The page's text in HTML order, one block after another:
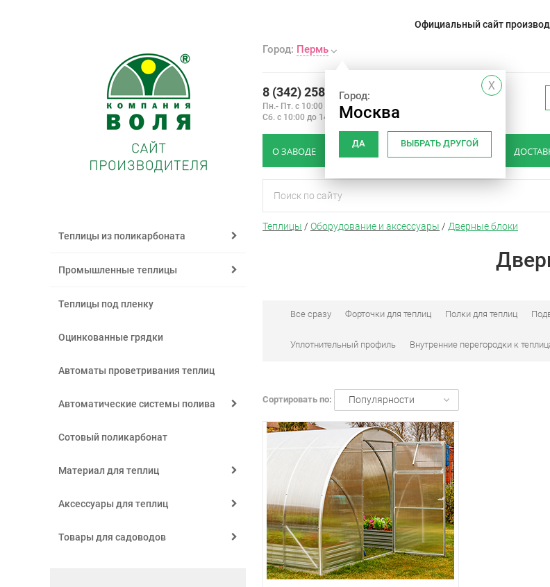
Официальный сайт
Город: Пермь
X
Город:
Москва
ДА ВЫБРАТЬ ДРУГОЙ
8 (342) 258-44-41
Пн.- Пт. с 10:00 до 19:00
Сб. с 10:00 до 14:00
О ЗАВОДЕ КАК ВЫБРАТЬ ТЕПЛИЦУ
Теплицы из поликарбоната
Промышленные теплицы
Теплицы под пленку
Оцинкованные грядки
Автоматы проветривания теплиц
Автоматические системы полива
Сотовый поликарбонат
Материал для теплиц
Аксессуары для теплиц
Товары для садоводов
Теплицы / Оборудование и аксессуары / Дверные блоки
Все сразу Форточки для теплиц Полки для теплиц
Уплотнительный профиль Внутренние перегородки к
Сортировать по: Популярности